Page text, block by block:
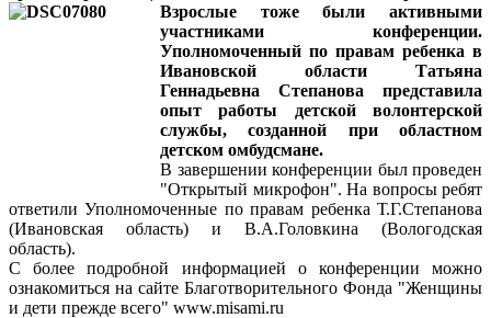
Взрослые тоже были активными
участниками конференции.
Уполномоченный по правам ребенка в
Ивановской области Татьяна
Геннадьевна Степанова представила
опыт работы детской волонтерской
службы, созданной при областном
детском омбудсмане.
В завершении конференции был проведен
"Открытый микрофон". На вопросы ребят
ответили Уполномоченные по правам ребенка Т.Г.Степанова
(Ивановская область) и В.А.Головкина (Вологодская
область).
С более подробной информацией о конференции можно
ознакомиться на сайте Благотворительного Фонда "Женщины
и дети прежде всего" www.misami.ru